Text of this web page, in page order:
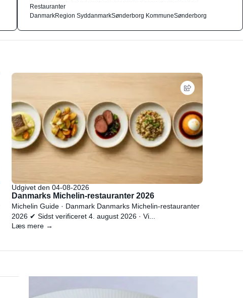
Restauranter
DanmarkRegion SyddanmarkSønderborg KommuneSønderborg
Udgivet den 04-08-2026
Danmarks Michelin-restauranter 2026
Michelin Guide · Danmark Danmarks Michelin-restauranter
2026 ✔ Sidst verificeret 4. august 2026 · Vi...
Læs mere →